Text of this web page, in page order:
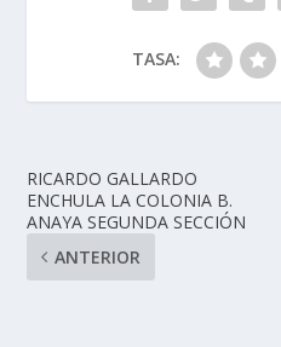
TASA:
RICARDO GALLARDO
ENCHULA LA COLONIA B.
ANAYA SEGUNDA SECCIÓN
ANTERIOR